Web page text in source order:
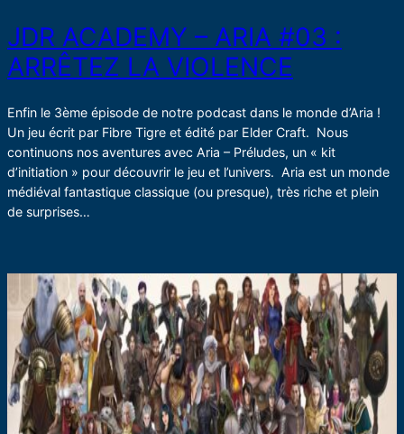
JDR ACADEMY – ARIA #03 :
ARRÊTEZ LA VIOLENCE
Enfin le 3ème épisode de notre podcast dans le monde d’Aria !
Un jeu écrit par Fibre Tigre et édité par Elder Craft. Nous
continuons nos aventures avec Aria – Préludes, un « kit
d’initiation » pour découvrir le jeu et l’univers. Aria est un monde
médiéval fantastique classique (ou presque), très riche et plein
de surprises…